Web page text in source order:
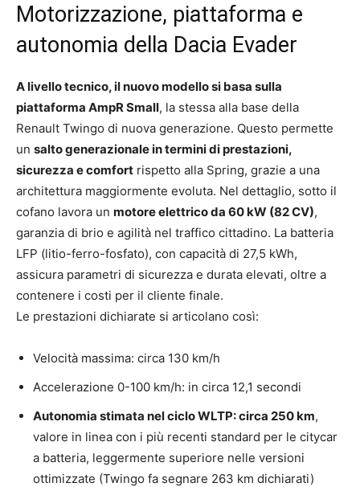
Motorizzazione, piattaforma e
autonomia della Dacia Evader
A livello tecnico, il nuovo modello si basa sulla
piattaforma AmpR Small, la stessa alla base della
Renault Twingo di nuova generazione. Questo permette
un salto generazionale in termini di prestazioni,
sicurezza e comfort rispetto alla Spring, grazie a una
architettura maggiormente evoluta. Nel dettaglio, sotto il
cofano lavora un motore elettrico da 60 kW (82 CV),
garanzia di brio e agilità nel traffico cittadino. La batteria
LFP (litio-ferro-fosfato), con capacità di 27,5 kWh,
assicura parametri di sicurezza e durata elevati, oltre a
contenere i costi per il cliente finale.
Le prestazioni dichiarate si articolano così:
Velocità massima: circa 130 km/h
Accelerazione 0-100 km/h: in circa 12,1 secondi
Autonomia stimata nel ciclo WLTP: circa 250 km,
valore in linea con i più recenti standard per le citycar
a batteria, leggermente superiore nelle versioni
ottimizzate (Twingo fa segnare 263 km dichiarati)